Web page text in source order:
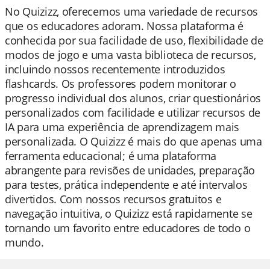
No Quizizz, oferecemos uma variedade de recursos
que os educadores adoram. Nossa plataforma é
conhecida por sua facilidade de uso, flexibilidade de
modos de jogo e uma vasta biblioteca de recursos,
incluindo nossos recentemente introduzidos
flashcards. Os professores podem monitorar o
progresso individual dos alunos, criar questionários
personalizados com facilidade e utilizar recursos de
IA para uma experiência de aprendizagem mais
personalizada. O Quizizz é mais do que apenas uma
ferramenta educacional; é uma plataforma
abrangente para revisões de unidades, preparação
para testes, prática independente e até intervalos
divertidos. Com nossos recursos gratuitos e
navegação intuitiva, o Quizizz está rapidamente se
tornando um favorito entre educadores de todo o
mundo.